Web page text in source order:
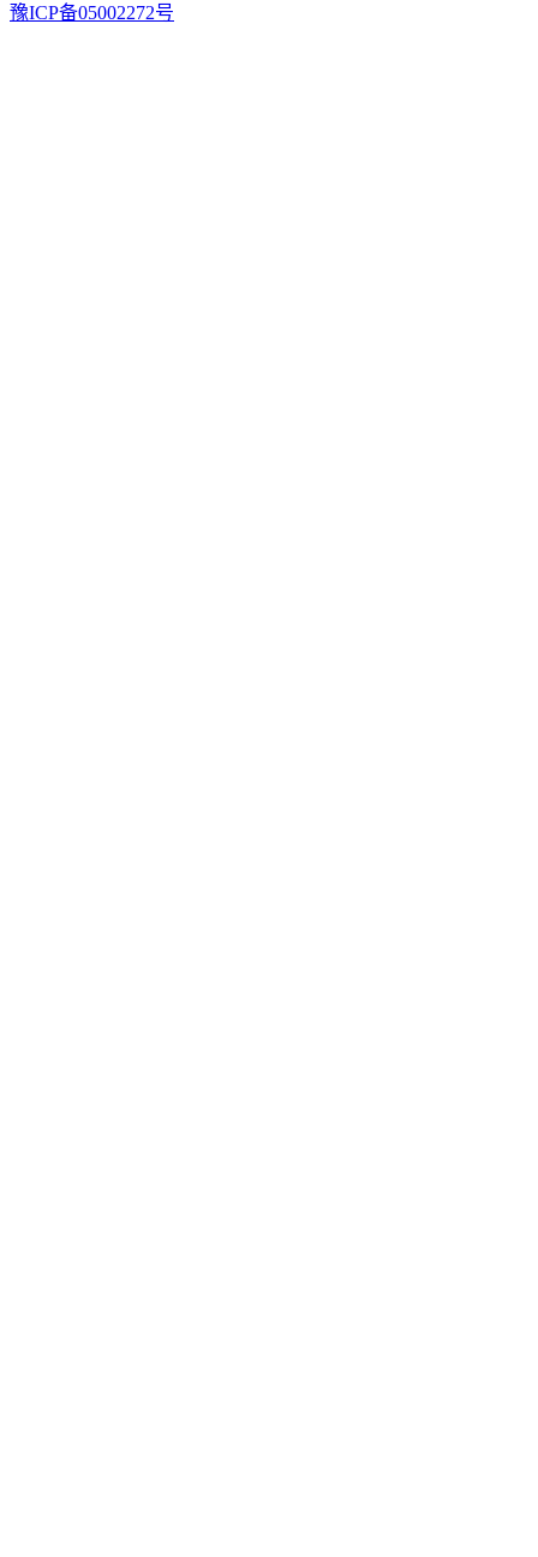
豫ICP备05002272号